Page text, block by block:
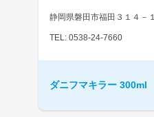
静岡県磐田市福田３１４－１
TEL: 0538-24-7660
ダニフマキラー 300ml